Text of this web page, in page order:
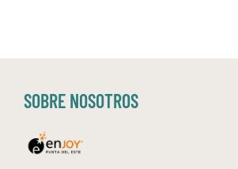
SOBRE NOSOTROS